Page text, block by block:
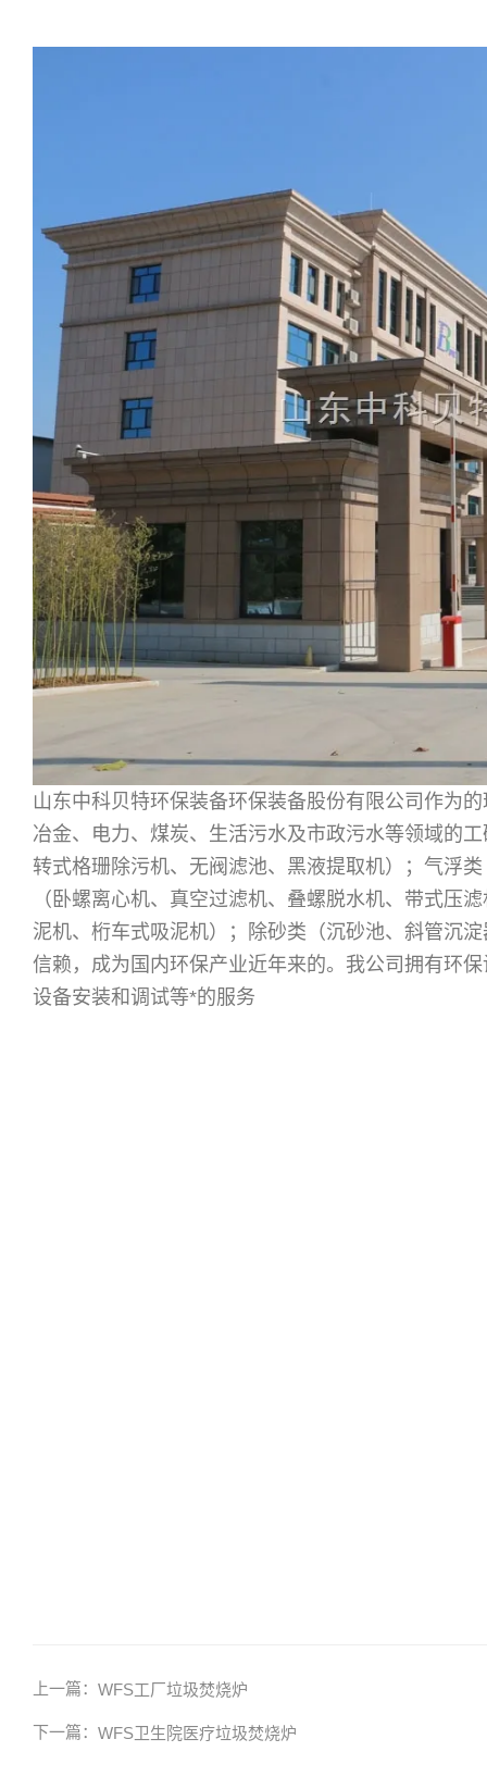
山东中科贝特环保装备环保装备股份有限公司作为
冶金、电力、煤炭、生活污水及市政污水等领域的
转式格珊除污机、无阀滤池、黑液提取机）；气浮
（卧螺离心机、真空过滤机、叠螺脱水机、带式压
泥机、桁车式吸泥机）；除砂类（沉砂池、斜管沉
信赖，成为国内环保产业近年来的。我公司拥有环
设备安装和调试等*的服务
上一篇： WFS工厂垃圾焚烧炉
下一篇： WFS卫生院医疗垃圾焚烧炉